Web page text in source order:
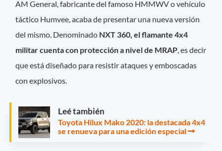
AM General, fabricante del famoso HMMWV o vehículo
táctico Humvee, acaba de presentar una nueva versión
del mismo. Denominado NXT 360, el flamante 4x4
militar cuenta con protección a nivel de MRAP , es decir
que está diseñado para resistir ataques y emboscadas
con explosivos.
Leé también
Toyota Hilux Mako 2020: la destacada 4x4
se renueva para una edición especial